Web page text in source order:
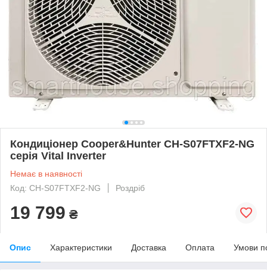
Кондиціонер Cooper&Hunter CH-S07FTXF2-NG
серія Vital Inverter
Немає в наявності
Код: CH-S07FTXF2-NG
Роздріб
19 799 ₴
Опис Характеристики Доставка Оплата Умови